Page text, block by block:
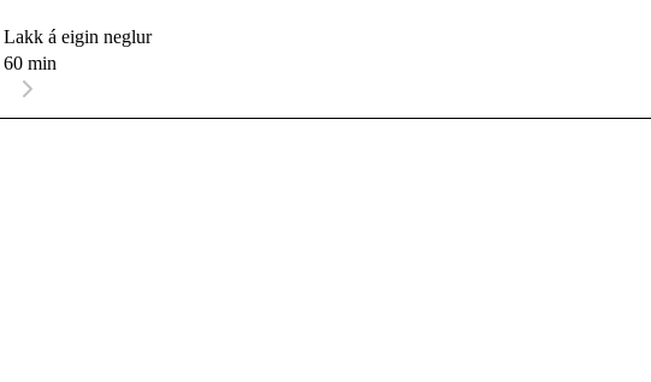
Lakk á eigin neglur
60 min